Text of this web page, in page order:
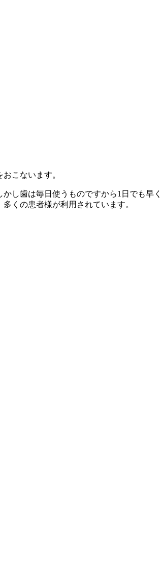
こないます。
し歯は毎日使うものですから1日でも
くの患者様が利用されています。